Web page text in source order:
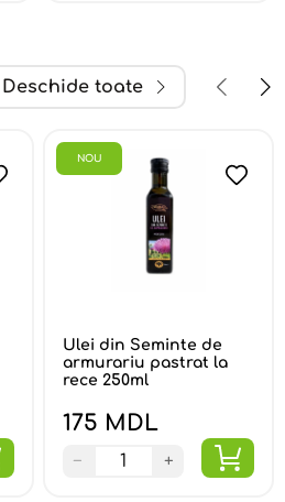
Deschide toate
NOU
Ulei din Seminte de
armurariu pastrat la
rece 250ml
175 MDL
− +